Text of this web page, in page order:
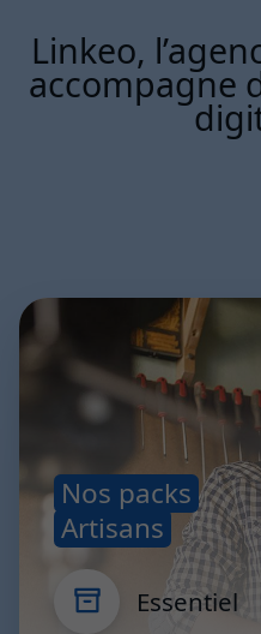
Linkeo,
accompagne
Nos packs
Artisans
Essentiel